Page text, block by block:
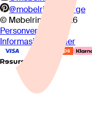
@mobelringennorge
© Møbelringen
2026
Personvern
Informasjonskapsler